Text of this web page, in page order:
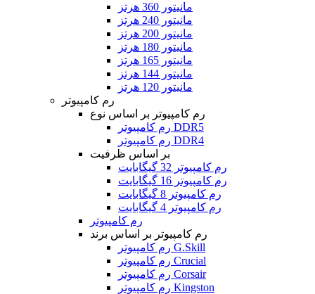
مانیتور 360 هرتز
مانیتور 240 هرتز
مانیتور 200 هرتز
مانیتور 180 هرتز
مانیتور 165 هرتز
مانیتور 144 هرتز
مانیتور 120 هرتز
رم کامپیوتر
رم کامپیوتر بر اساس نوع
رم کامپیوتر DDR5
رم کامپیوتر DDR4
بر اساس ظرفیت
رم کامپیوتر 32 گیگابایت
رم کامپیوتر 16 گیگابایت
رم کامپیوتر 8 گیگابایت
رم کامپیوتر 4 گیگابایت
رم کامپیوتر
رم کامپیوتر بر اساس برند
رم کامپیوتر G.Skill
رم کامپیوتر Crucial
رم کامپیوتر Corsair
رم کامپیوتر Kingston